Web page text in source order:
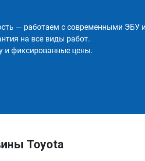
— работаем с современными ЭБУ и
на все виды работ.
и фиксированные цены.
Toyota